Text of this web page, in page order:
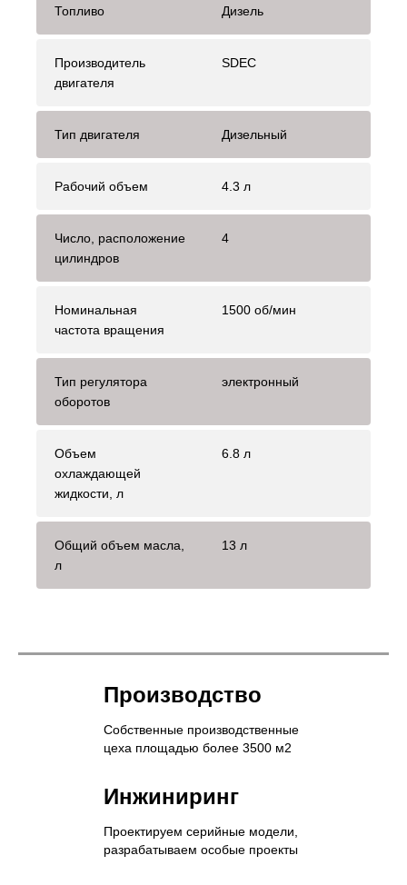
Топливо Дизель
Производитель
двигателя
SDEC
Тип двигателя Дизельный
Рабочий объем 4.3 л
Число, расположение
цилиндров
4
Номинальная
частота вращения
1500 об/мин
Тип регулятора
оборотов
электронный
Объем
охлаждающей
жидкости, л
6.8 л
Общий объем масла,
л
13 л
Производство
Собственные производственные
цеха площадью более 3500 м2
Инжиниринг
Проектируем серийные модели,
разрабатываем особые проекты